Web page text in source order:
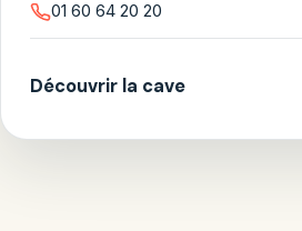
01 60 64 20 20
Découvrir la cave